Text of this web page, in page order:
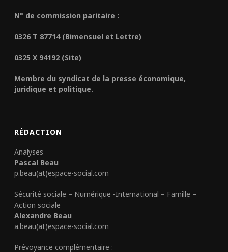
N° de commission paritaire :
0326 T 87714 (Bimensuel et Lettre)
0325 X 94192 (Site)
Membre du syndicat de la presse économique,
juridique et politique.
RÉDACTION
Analyses
Pascal Beau
p.beau(at)espace-social.com
Sécurité sociale – Numérique -International – Famille –
Action sociale
Alexandre Beau
a.beau(at)espace-social.com
Prévoyance complémentaire :